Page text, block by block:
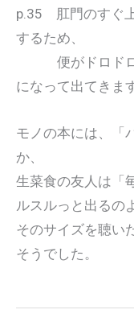
p.35 肛門のすぐ
するため、
便がドロドロ
になって出てきま
モノの本には、「
か、
生菜食の友人は「
ルスルっと出るの
そのサイズを聴い
そうでした。